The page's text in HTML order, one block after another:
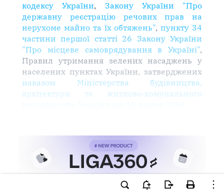
кодексу України, Закону України "Про
державну реєстрацію речових прав на
нерухоме майно та їх обтяжень",пункту 34
частини першої статті 26 Закону України
"Про місцеве самоврядування в Україні",
Правил утримання зелених насаджень у
населених пунктах України, затверджених
наказом Міністерства будівництва,
архітектури та житлово-комунального